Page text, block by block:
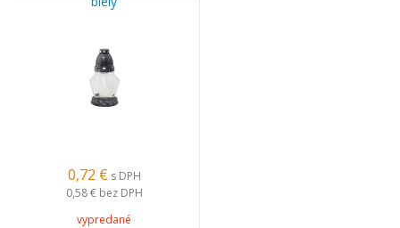
0,72 € s DPH
0,58 € bez DPH
vypredané